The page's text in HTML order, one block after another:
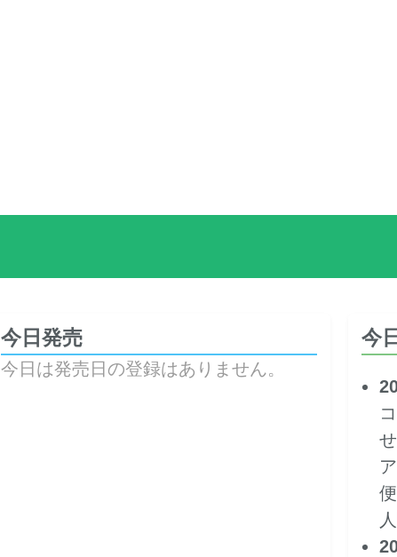
今日発売
今日は発売日の登録はありません。
今